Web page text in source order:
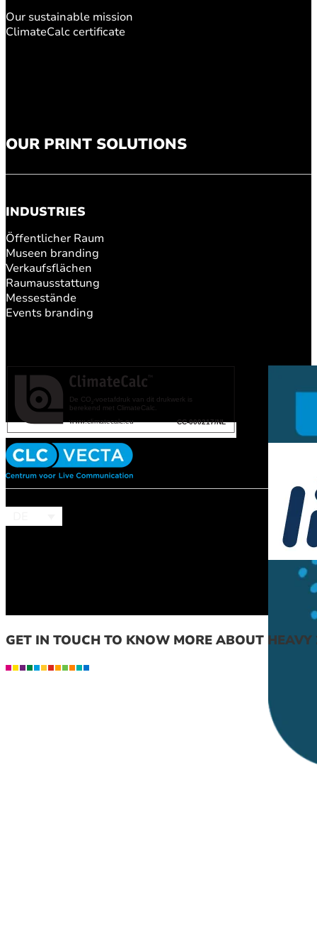
OUR PRINT SOLUTIONS
INDUSTRIES
Öffentlicher Raum
Museen branding
Verkaufsflächen
Raumausstattung
Messestände
Events branding
Our sustainable mission
ClimateCalc certificate
GET IN TOUCH TO KNOW MORE ABOUT HEAVY